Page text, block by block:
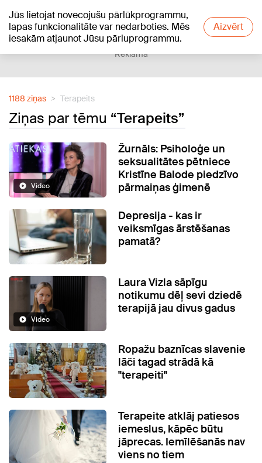
Jūs lietojat novecojušu pārlūkprogrammu,
lapas funkcionalitāte var nedarboties. Mēs
iesakām atjaunot Jūsu pārluprogrammu.
Aizvērt
+17°C
Reklāma
1188 ziņas Terapeits
Ziņas par tēmu “Terapeits”
Video
Žurnāls: Psiholoģe un
seksualitātes pētniece
Kristīne Balode piedzīvo
pārmaiņas ģimenē
Depresija - kas ir
veiksmīgas ārstēšanas
pamatā?
Video
Laura Vizla sāpīgu
notikumu dēļ sevi dziedē
terapijā jau divus gadus
Ropažu baznīcas slavenie
lāči tagad strādā kā
"terapeiti"
Terapeite atklāj patiesos
iemeslus, kāpēc būtu
jāprecas. Iemīlēšanās nav
viens no tiem